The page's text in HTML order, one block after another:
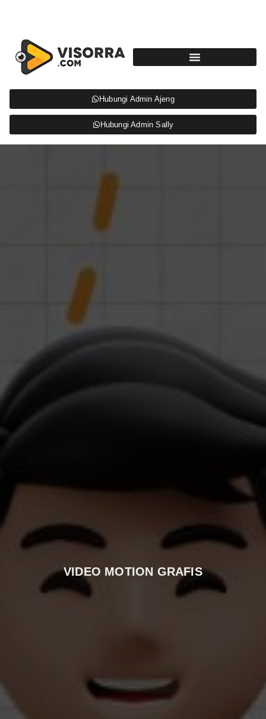
Hubungi Admin Ajeng
Hubungi Admin Sally
VIDEO MOTION GRAFIS